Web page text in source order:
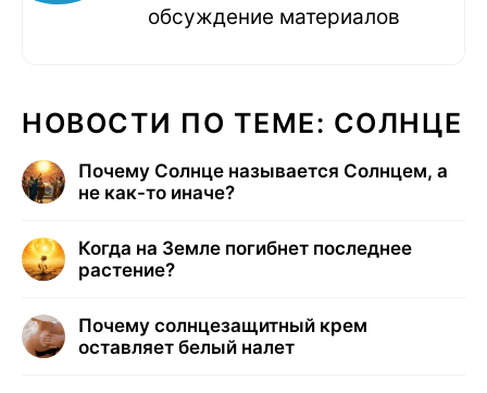
обсуждение материалов
НОВОСТИ ПО ТЕМЕ: СОЛНЦЕ
Почему Солнце называется Солнцем, а
не как-то иначе?
Когда на Земле погибнет последнее
растение?
Почему солнцезащитный крем
оставляет белый налет